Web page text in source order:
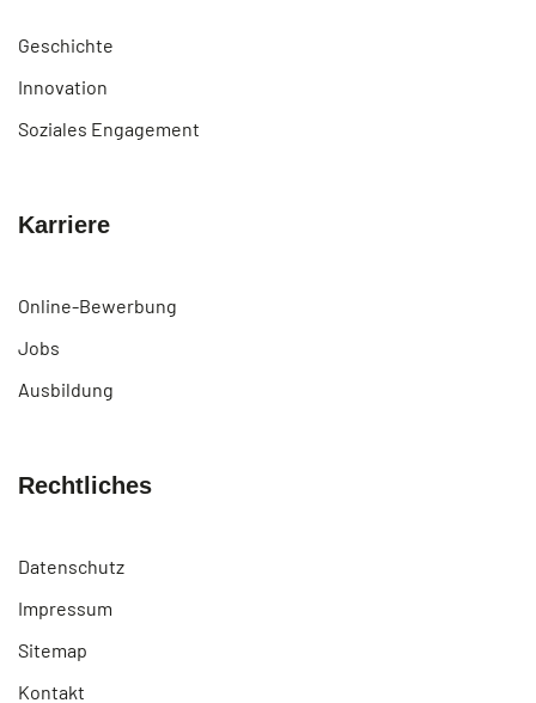
Geschichte
Innovation
Soziales Engagement
Karriere
Online-Bewerbung
Jobs
Ausbildung
Rechtliches
Datenschutz
Impressum
Sitemap
Kontakt